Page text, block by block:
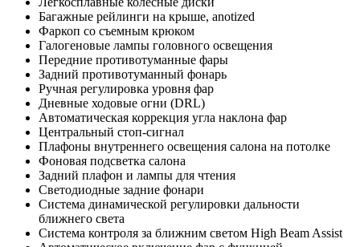
Багажные рейлинги на крыше, anotized
Фаркоп со съемным крюком
Галогеновые лампы головного освещения
Передние противотуманные фары
Задний противотуманный фонарь
Ручная регулировка уровня фар
Дневные ходовые огни (DRL)
Автоматическая коррекция угла наклона фар
Центральный стоп-сигнал
Плафоны внутреннего освещения салона на потолке
Фоновая подсветка салона
Задний плафон и лампы для чтения
Светодиодные задние фонари
Система динамической регулировки дальности
ближнего света
Система контроля за ближним светом High Beam Assist